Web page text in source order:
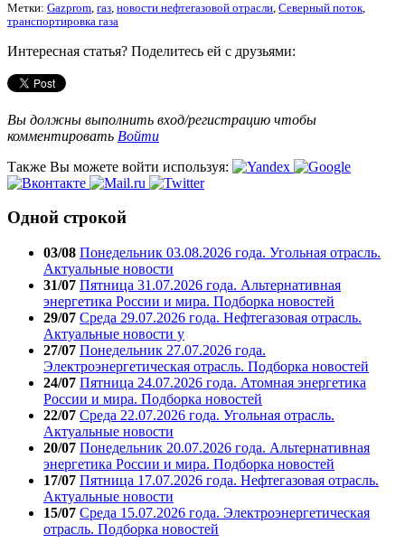
Метки: Gazprom газ новости нефтегазовой отрасли Северный поток
транспортировка газа
Интересная статья? Поделитесь ей с друзьями:
Вы должны выполнить вход/регистрацию чтобы
комментировать Войти
Также Вы можете войти используя:
Одной строкой
03/08 Понедельник 03.08.2026 года. Угольная отрасль.
Актуальные новости
31/07 Пятница 31.07.2026 года. Альтернативная
энергетика России и мира. Подборка новостей
29/07 Среда 29.07.2026 года. Нефтегазовая отрасль.
Актуальные новости у
27/07 Понедельник 27.07.2026 года.
Электроэнергетическая отрасль. Подборка новостей
24/07 Пятница 24.07.2026 года. Атомная энергетика
России и мира. Подборка новостей
22/07 Среда 22.07.2026 года. Угольная отрасль.
Актуальные новости
20/07 Понедельник 20.07.2026 года. Альтернативная
энергетика России и мира. Подборка новостей
17/07 Пятница 17.07.2026 года. Нефтегазовая отрасль.
Актуальные новости
15/07 Среда 15.07.2026 года. Электроэнергетическая
отрасль. Подборка новостей